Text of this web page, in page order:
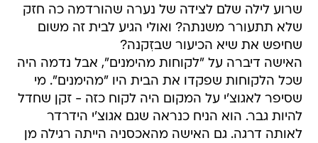
שרוע לילה שלם לצידה של נערה שהורדמה כה חזק
שלא תתעורר משנתה? ואולי הגיע לבית זה משום
שחיפש את שיא הכיעור שבזִקנה?
האישה דיברה על "לקוחות מהימנים", אבל נדמה היה
שכל הלקוחות שפקדו את הבית היו "מהימנים". מי
שסיפר לאגוצ'י על המקום היה לקוח כזה - זקן שחדל
להיות גבר. הוא הניח כנראה שגם אגוצ'י הידרדר
לאותה דרגה. גם האישה מהאכסניה הייתה רגילה מן